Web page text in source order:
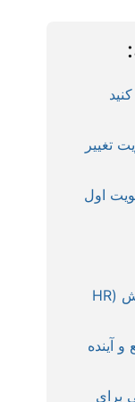
تغییر
اول
نقشهای کلیدی HR از دید اولریش (HR
و آینده
برای